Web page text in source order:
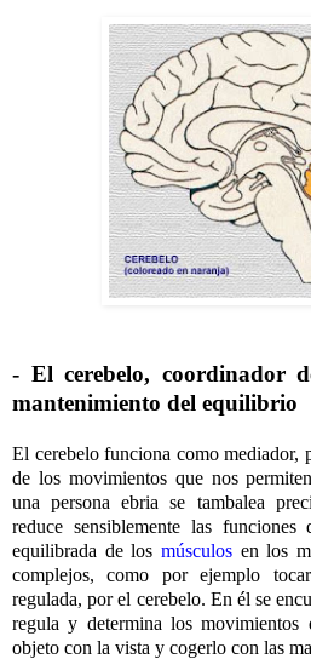
- El cerebelo, coordinador
mantenimiento del equilibrio
El cerebelo funciona como mediador,
de los movimientos que nos
una persona ebria se tambalea
reduce sensiblemente las
equilibrada de los músculos en los
complejos, como por ejemplo
regulada, por el cerebelo. En él se
regula y determina los movimientos
objeto con la vista y cogerlo con las